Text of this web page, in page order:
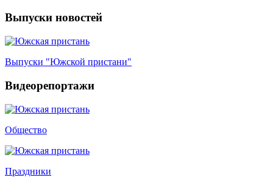
Выпуски новостей
Выпуски "Южской пристани"
Видеорепортажи
Общество
Праздники